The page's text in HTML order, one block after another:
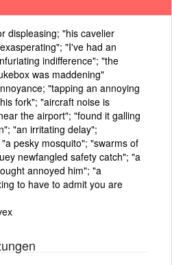
displeasing; "his cavelier
"I've had an
indifference"; "the
was maddening"
"tapping an annoying
fork"; "aircraft noise is
the airport"; "found it galling
"an irritating delay";
pesky mosquito"; "swarms of
newfangled safety catch"; "a
annoyed him"; "a
to have to admit you are